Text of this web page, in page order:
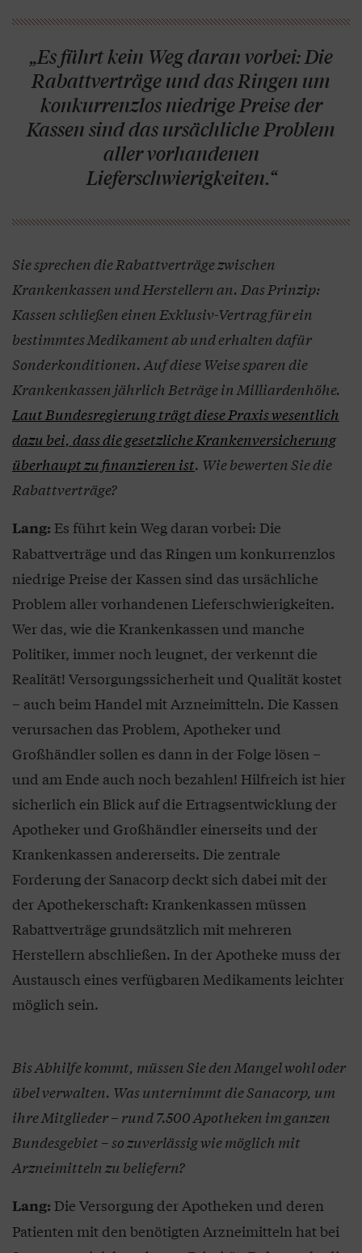
„Es führt kein Weg daran vorbei: Die
Rabattverträge und das Ringen um
konkurrenzlos niedrige Preise der
Kassen sind das ursächliche Problem
aller vorhandenen
Lieferschwierigkeiten.“
Sie sprechen die Rabattverträge zwischen
Krankenkassen und Herstellern an. Das Prinzip:
Kassen schließen einen Exklusiv-Vertrag für ein
bestimmtes Medikament ab und erhalten dafür
Sonderkonditionen. Auf diese Weise sparen die
Krankenkassen jährlich Beträge in Milliardenhöhe.
Laut Bundesregierung trägt diese Praxis wesentlich
dazu bei, dass die gesetzliche Krankenversicherung
überhaupt zu finanzieren ist. Wie bewerten Sie die
Rabattverträge?
Lang: Es führt kein Weg daran vorbei: Die
Rabattverträge und das Ringen um konkurrenzlos
niedrige Preise der Kassen sind das ursächliche
Problem aller vorhandenen Lieferschwierigkeiten.
Wer das, wie die Krankenkassen und manche
Politiker, immer noch leugnet, der verkennt die
Realität! Versorgungssicherheit und Qualität kostet
– auch beim Handel mit Arzneimitteln. Die Kassen
verursachen das Problem, Apotheker und
Großhändler sollen es dann in der Folge lösen –
und am Ende auch noch bezahlen! Hilfreich ist hier
sicherlich ein Blick auf die Ertragsentwicklung der
Apotheker und Großhändler einerseits und der
Krankenkassen andererseits. Die zentrale
Forderung der Sanacorp deckt sich dabei mit der
der Apothekerschaft: Krankenkassen müssen
Rabattverträge grundsätzlich mit mehreren
Herstellern abschließen. In der Apotheke muss der
Austausch eines verfügbaren Medikaments leichter
möglich sein.
Bis Abhilfe kommt, müssen Sie den Mangel wohl oder
übel verwalten. Was unternimmt die Sanacorp, um
ihre Mitglieder – rund 7.500 Apotheken im ganzen
Bundesgebiet – so zuverlässig wie möglich mit
Arzneimitteln zu beliefern?
Lang: Die Versorgung der Apotheken und deren
Patienten mit den benötigten Arzneimitteln hat bei